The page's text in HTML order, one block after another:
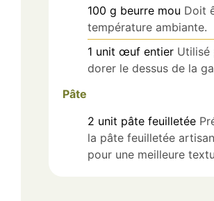
100 g beurre mou Doit
température ambiante.
1 unit œuf entier Utilisé
dorer le dessus de la
Pâte
2 unit pâte feuilletée
la pâte feuilletée
pour une meilleure